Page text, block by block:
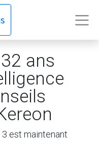
ans
est maintenant